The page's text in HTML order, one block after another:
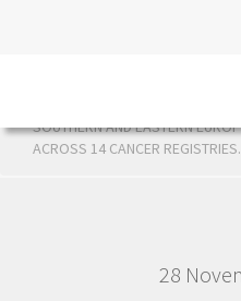
NERVOUS SYSTEM TUMOUR
SOUTHERN AND EASTERN
ACROSS 14 CANCER REGISTRIES.
28